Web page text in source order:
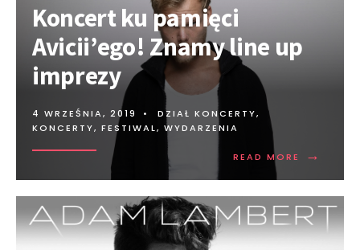
Koncert ku pamięci
Avicii’ego! Znamy line up
imprezy
4 WRZEŚNIA, 2019 • DZIAŁ KONCERTY,
KONCERTY, FESTIWAL, WYDARZENIA
READ MORE →